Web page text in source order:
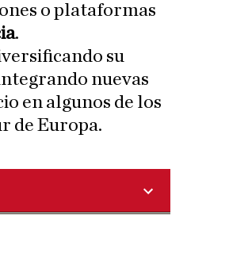
o plataformas
.
su
nuevas
en algunos de los
de Europa.